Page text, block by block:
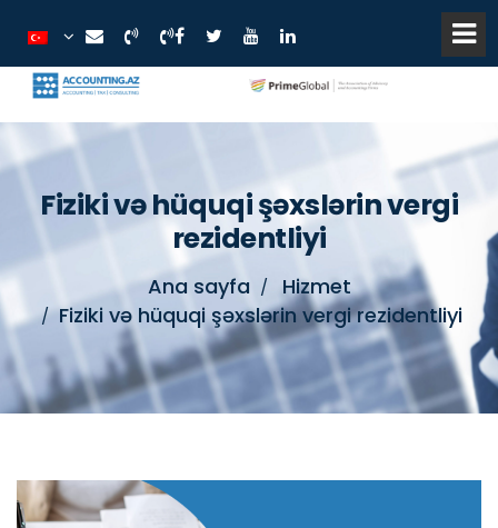
Fiziki və hüquqi şəxslərin vergi
rezidentliyi
Ana sayfa
Hizmet
Fiziki və hüquqi şəxslərin vergi rezidentliyi